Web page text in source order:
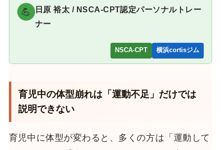
💪
日原 裕太 / NSCA-CPT認定パーソナルトレー
ナー
NSCA-CPT 横浜cortisジム
育児中の体型崩れは「運動不足」だけでは
説明できない
育児中に体型が変わると、多くの方は「運動して